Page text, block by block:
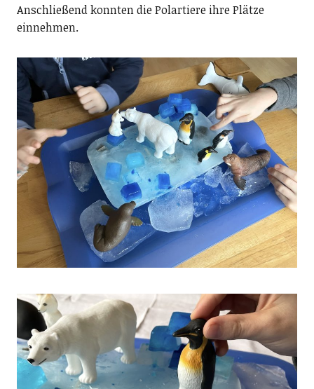
Anschließend konnten die Polartiere ihre Plätze
einnehmen.